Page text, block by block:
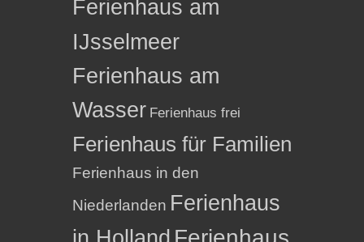
Ferienhaus am
IJsselmeer
Ferienhaus am
Wasser Ferienhaus frei
Ferienhaus für Familien
Ferienhaus in den
Niederlanden Ferienhaus